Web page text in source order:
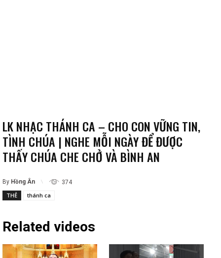
LK NHẠC THÁNH CA – CHO CON VỮNG TIN,
TÌNH CHÚA | NGHE MỖI NGÀY ĐỂ ĐƯỢC
THẤY CHÚA CHE CHỞ VÀ BÌNH AN
By Hồng Ân 374
THẺ thánh ca
Related videos